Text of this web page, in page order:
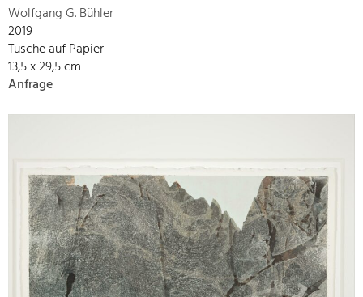
Wolfgang G. Bühler
2019
Tusche auf Papier
13,5 x 29,5 cm
Anfrage